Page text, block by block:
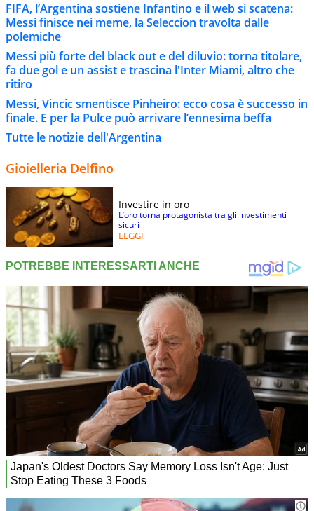
FIFA, l’Argentina sostiene Infantino e il web si scatena:
Messi finisce nei meme, la Seleccion travolta dalle
polemiche
Messi più forte del black out e del diluvio: torna titolare,
fa due gol e un assist e trascina l'Inter Miami, altro che
ritiro
Messi, Vincic smentisce Pinheiro: ecco cosa è successo in
finale. E per la Pulce può arrivare l’ennesima beffa
Tutte le notizie dell'Argentina
Gioielleria Delfino
Investire in oro
L’oro torna protagonista tra gli investimenti
sicuri
LEGGI